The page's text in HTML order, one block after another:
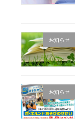
お知らせ
お知らせ